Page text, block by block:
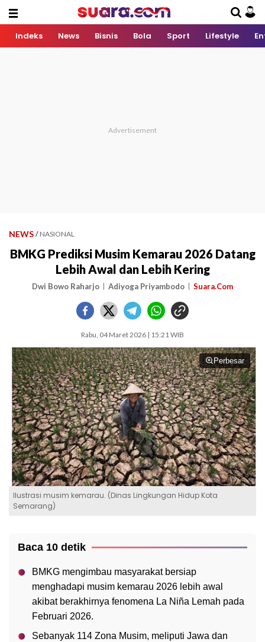
Indeks News Bisnis Bola Sport Lifestyle
NEWS / NASIONAL
BMKG Prediksi Musim Kemarau 2026 Datang
Lebih Awal dan Lebih Kering
Dwi Bowo Raharjo Adiyoga Priyambodo Suara.Com
Rabu, 04 Maret 2026 | 15:21 WIB
Perbesar
Ilustrasi musim kemarau. (Dinas Lingkungan Hidup Kota
Semarang)
Baca 10 detik
BMKG mengimbau masyarakat bersiap
menghadapi musim kemarau 2026 lebih awal
akibat berakhirnya fenomena La Niña Lemah pada
Februari 2026.
Sebanyak 114 Zona Musim, meliputi Jawa dan